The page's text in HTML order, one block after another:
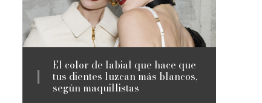
El color de labial que hace que
tus dientes luzcan más blancos,
según maquillistas